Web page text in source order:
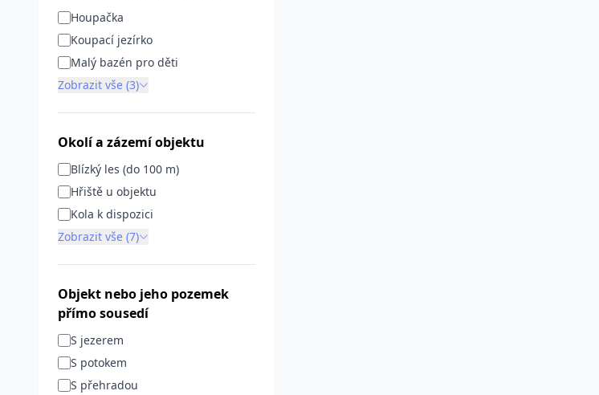
Houpačka
Koupací jezírko
Malý bazén pro děti
Zobrazit vše (3)
Okolí a zázemí objektu
Blízký les (do 100 m)
Hřiště u objektu
Kola k dispozici
Zobrazit vše (7)
Objekt nebo jeho pozemek
přímo sousedí
S jezerem
S potokem
S přehradou